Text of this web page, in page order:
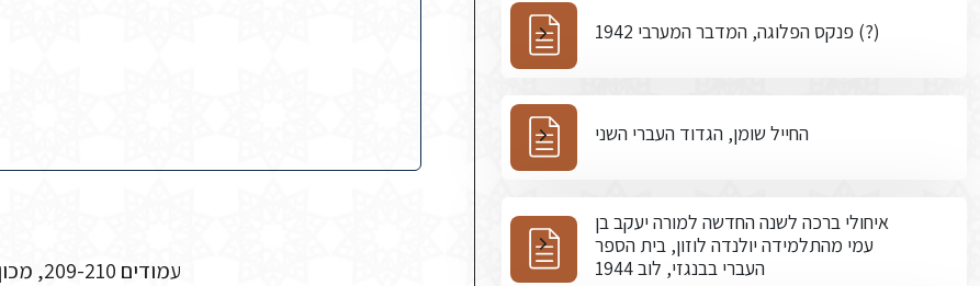
ארכיון הממוריאל בפאריס, תיק אלג'יריה CCCLXXXV, עמודים 209-210, מכון בן צבי
פנקס הפלוגה, המדבר המערבי 1942 (?)
החייל שומן, הגדוד העברי השני
איחולי ברכה לשנה החדשה למורה יעקב בן
עמי מהתלמידה יולנדה לוזון, בית הספר
העברי בבנגזי, לוב 1944